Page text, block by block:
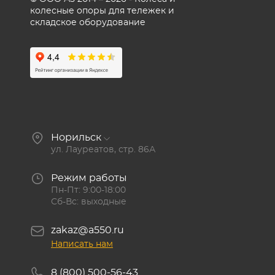
колесные опоры для тележек и
складское оборудование
Норильск
ул. Лауреатов, стр. 86А
Режим работы
Пн-Пт: 9:00-18:00
Сб-Вс: выходные
zakaz@a550.ru
Написать нам
8 (800) 500-56-43